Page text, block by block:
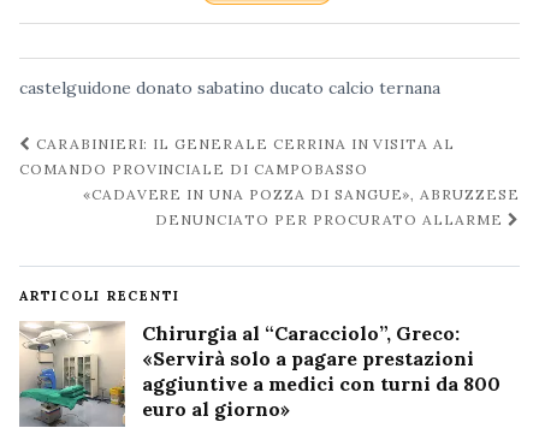
castelguidone donato sabatino ducato calcio ternana
Navigazione
post
CARABINIERI: IL GENERALE CERRINA IN VISITA AL
COMANDO PROVINCIALE DI CAMPOBASSO
«CADAVERE IN UNA POZZA DI SANGUE», ABRUZZESE
DENUNCIATO PER PROCURATO ALLARME
ARTICOLI RECENTI
Chirurgia al “Caracciolo”, Greco:
«Servirà solo a pagare prestazioni
aggiuntive a medici con turni da 800
euro al giorno»